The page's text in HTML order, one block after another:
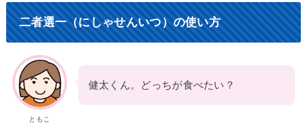
二者選一（にしゃせんいつ）の使い方
ともこ
健太くん。どっちが食べたい？